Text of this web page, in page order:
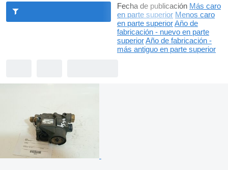
Fecha de publicación Más caro
en parte superior Menos caro
en parte superiorAño de
fabricación - nuevo en parte
superiorAño de fabricación -
más antiguo en parte superior